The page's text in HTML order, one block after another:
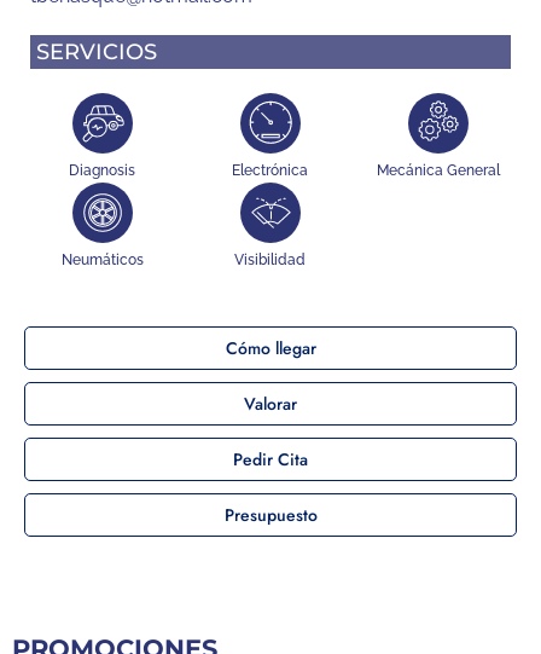
SERVICIOS
Diagnosis Electrónica Mecánica General
Neumáticos Visibilidad
Cómo llegar
Valorar
Pedir Cita
Presupuesto